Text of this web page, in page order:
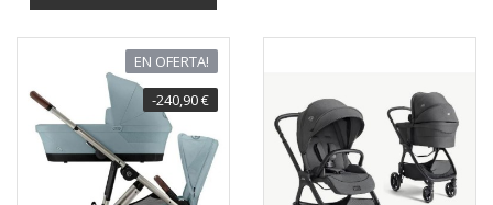
EN OFERTA!
-240,90 €